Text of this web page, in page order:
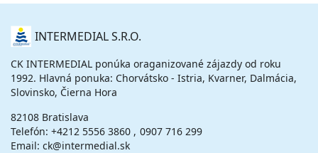
O
NÁS INTERMEDIAL S.R.O.
CK INTERMEDIAL ponúka oraganizované zájazdy od roku
1992. Hlavná ponuka: Chorvátsko - Istria, Kvarner, Dalmácia,
Slovinsko, Čierna Hora
82108 Bratislava
Telefón: +4212 5556 3860
0907 716 299
Email: ck@intermedial.sk